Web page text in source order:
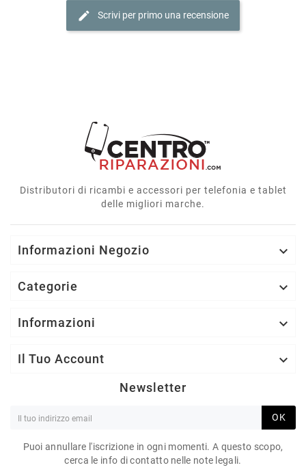
edit Scrivi per primo una recensione
Distributori di ricambi e accessori per telefonia e tablet
delle migliori marche.
Informazioni Negozio 
Categorie 
Informazioni 
Il Tuo Account 
Newsletter
OK
Puoi annullare l'iscrizione in ogni momenti. A questo scopo,
cerca le info di contatto nelle note legali.